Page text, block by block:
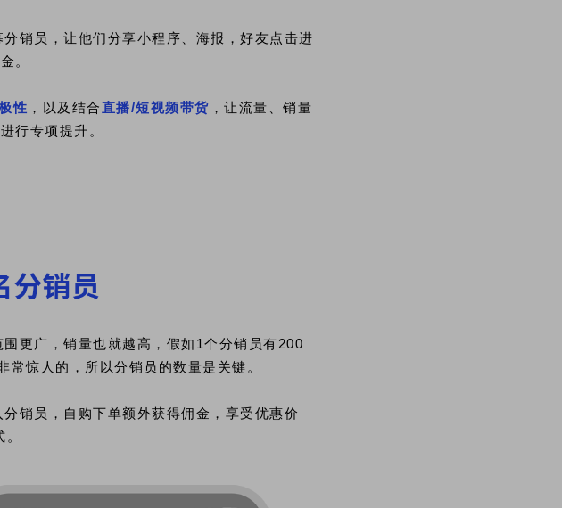
销员，让他们分享小程序、海报，好友点击进
。
性 ，以及结合直播/短视频带货 ，让流量、销量
行专项提升。
更广，销量也就越高，假如1个分销员有200
惊人的，所以分销员的数量是关键。
销员，自购下单额外获得佣金，享受优惠价